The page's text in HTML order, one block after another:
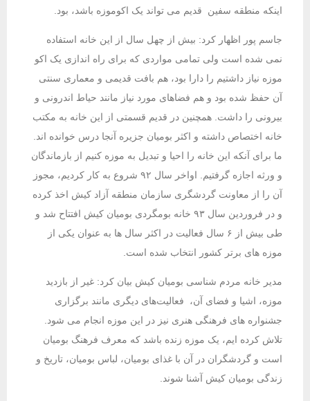
اینکه منطقه سفین قدیم می تواند یک اکوموزه باشد، بود.
جاسم پور اظهار کرد: بیش از چهل سال از این خانه استفاده
نمی شده است ولی تمامی مواردی که برای راه اندازی یک اکو
موزه نیاز داشتیم را دارا بود، هم بافت قدیمی و معماری سنتی
آن حفظ شده بود و هم فضاهای مورد نیاز مانند حیاط اندرونی و
بیرونی را داشت. همچنین در قدیم قسمتی از این خانه به مکتب
خانه اختصاص داشته و اکثر بومیان جزیره آنجا درس خوانده اند.
ما برای آنکه این خانه را احیا و تبدیل به موزه کنیم از بازماندگان
و ورثه اجازه گرفتیم. اواخر سال ۹۲ شروع به کار کردیم، مجوز
آن را از معاونت گردشگری سازمان منطقه آزاد کیش اخذ کرده
و در فروردین سال ۹۳ خانه بومگردی بومیان کیش افتتاح شد و
طی بیش از ۶ سال فعالیت در اکثر سال ها به عنوان یکی از
موزه های برتر کشور انتخاب شده است.
مدیر خانه مردم شناسی بومیان کیش بیان کرد: غیر از بازدید
موزه، اشیا و فضای آن، فعالیت‌های دیگری مانند برگزاری
جشنواره های فرهنگی هنری نیز در این موزه انجام می شود.
تلاش کرده ایم، یک موزه زنده باشد که معرف فرهنگ بومیان
است و گردشگران در آن با غذای بومیان، لباس بومیان، تاریخ و
زندگی بومیان کیش آشنا شوند.